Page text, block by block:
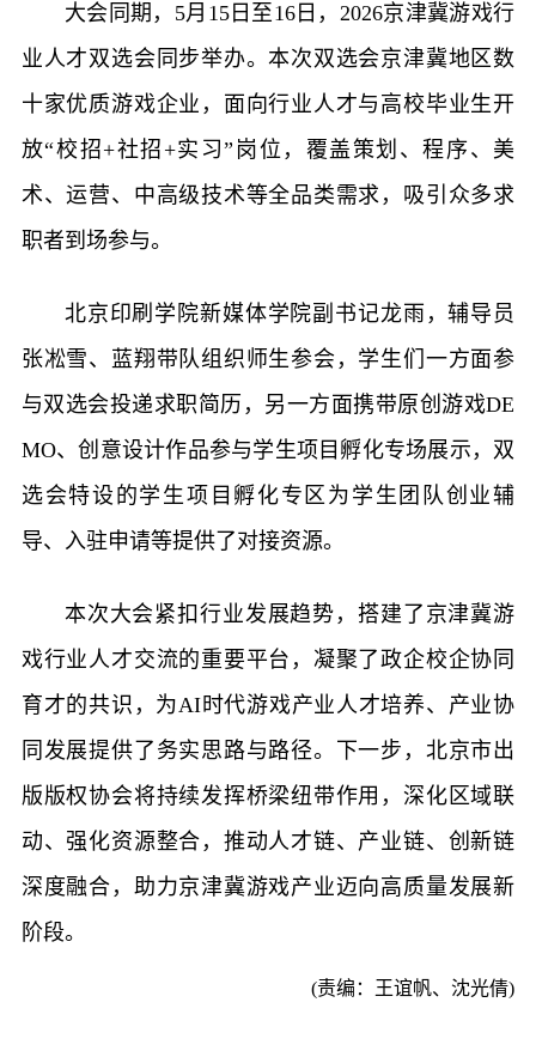
大会同期，5月15日至16日，2026京津冀游戏行
业人才双选会同步举办。本次双选会京津冀地区数
十家优质游戏企业，面向行业人才与高校毕业生开
放“校招+社招+实习”岗位，覆盖策划、程序、美
术、运营、中高级技术等全品类需求，吸引众多求
职者到场参与。
北京印刷学院新媒体学院副书记龙雨，辅导员
张凇雪、蓝翔带队组织师生参会，学生们一方面参
与双选会投递求职简历，另一方面携带原创游戏DE
MO、创意设计作品参与学生项目孵化专场展示，双
选会特设的学生项目孵化专区为学生团队创业辅
导、入驻申请等提供了对接资源。
本次大会紧扣行业发展趋势，搭建了京津冀游
戏行业人才交流的重要平台，凝聚了政企校企协同
育才的共识，为AI时代游戏产业人才培养、产业协
同发展提供了务实思路与路径。下一步，北京市出
版版权协会将持续发挥桥梁纽带作用，深化区域联
动、强化资源整合，推动人才链、产业链、创新链
深度融合，助力京津冀游戏产业迈向高质量发展新
阶段。
(责编：王谊帆、沈光倩)